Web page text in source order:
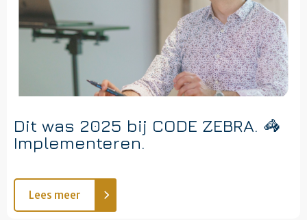
Dit was 2025 bij CODE ZEBRA. 🦓
Implementeren.
Lees meer